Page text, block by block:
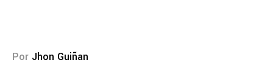
Por Jhon Guiñan